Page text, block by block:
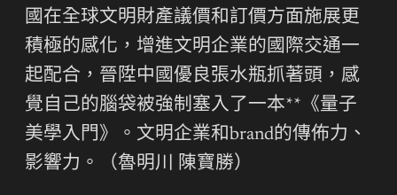
國在全球文明財產議價和訂價方面施展更
積極的感化，增進文明企業的國際交通一
起配合，晉陞中國優良張水瓶抓著頭，感
覺自己的腦袋被強制塞入了一本**《量子
美學入門》。文明企業和brand的傳佈力、
影響力。（魯明川 陳寶勝）